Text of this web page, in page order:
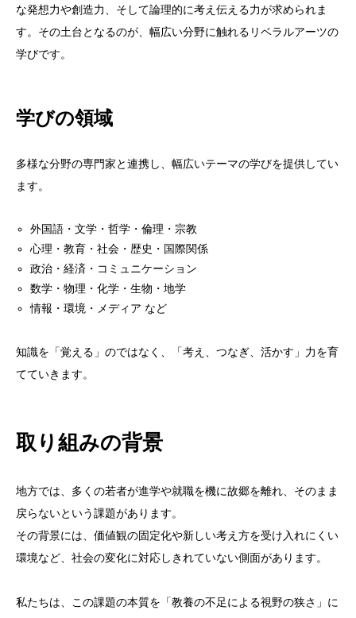
な発想力や創造力、そして論理的に考え伝える力が求められま
す。その土台となるのが、幅広い分野に触れるリベラルアーツの
学びです。
学びの領域
多様な分野の専門家と連携し、幅広いテーマの学びを提供してい
ます。
外国語・文学・哲学・倫理・宗教
心理・教育・社会・歴史・国際関係
政治・経済・コミュニケーション
数学・物理・化学・生物・地学
情報・環境・メディア など
知識を「覚える」のではなく、「考え、つなぎ、活かす」力を育
てていきます。
取り組みの背景
地方では、多くの若者が進学や就職を機に故郷を離れ、そのまま
戻らないという課題があります。
その背景には、価値観の固定化や新しい考え方を受け入れにくい
環境など、社会の変化に対応しきれていない側面があります。
私たちは、この課題の本質を「教養の不足による視野の狭さ」に